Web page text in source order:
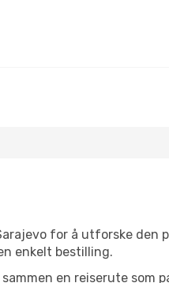
for å utforske den
enkelt bestilling.
en reiserute som